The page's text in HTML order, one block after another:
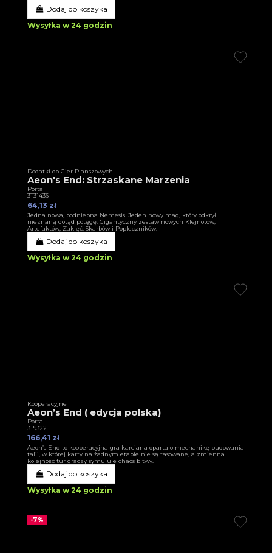
Dodaj do koszyka
Wysyłka w 24 godzin
Dodatki do Gier Planszowych
Aeon's End: Strzaskane Marzenia
Portal
3T31436
64,13 zł
Jedna nowa, podniebna Nemesis. Jeden nowy mag, który odkrył
nieznaną dotąd potęgę. Gigantyczny zestaw nowych Klejnotów,
Artefaktów, Zaklęć, Skarbów i Popleczników.
Dodaj do koszyka
Wysyłka w 24 godzin
Kooperacyjne
Aeon’s End ( edycja polska)
Portal
3T9322
166,41 zł
Aeon’s End to kooperacyjna gra karciana oparta o mechanikę budowania
talii, w której karty na żadnym etapie nie są tasowane, a zmienna
kolejność tur graczy symuluje chaos bitwy.
Dodaj do koszyka
Wysyłka w 24 godzin
-7%